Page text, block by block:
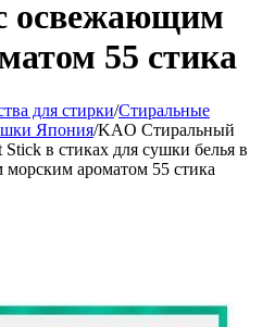
освежающим
55 стика
для стирки/Стиральные
Япония/KAO Стиральный
в стиках для сушки белья в
ароматом 55 стика